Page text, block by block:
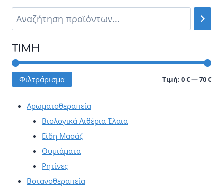
πολλαπλές
παραλλαγές.
μπορούν
να
στη
σελίδα
του
προϊόντος
πολλαπλές
παραλλαγές.
μπορούν
να
ΤΙΜΉ
Φιλτράρισμα Τιμή: 0 €—70 €
Αρωματοθεραπεία
Βιολογικά Αιθέρια Έλαια
Είδη Μασάζ
Θυμιάματα
Ρητίνες
Βοτανοθεραπεία